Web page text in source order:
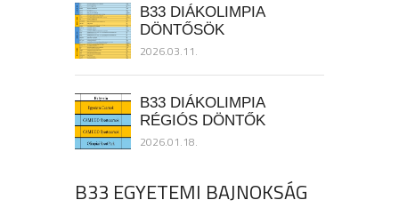
B33 DIÁKOLIMPIA
DÖNTŐSÖK
2026.03.11.
B33 DIÁKOLIMPIA
RÉGIÓS DÖNTŐK
2026.01.18.
B33 EGYETEMI BAJNOKSÁG